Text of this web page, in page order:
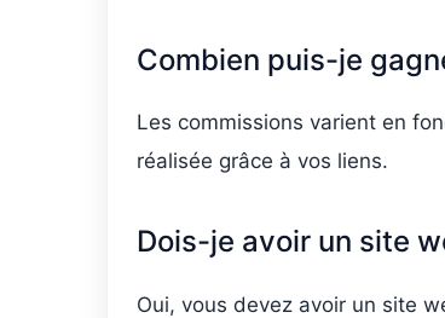
Combien puis-je
Les commissions varient en
réalisée grâce à vos liens.
Dois-je avoir un site
Oui, vous devez avoir un site